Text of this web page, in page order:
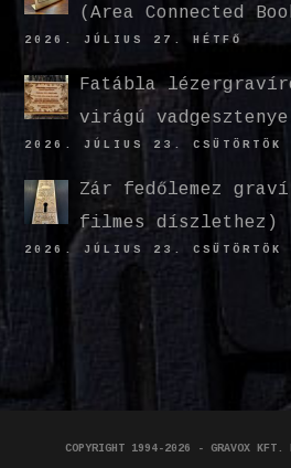
(Area Connected
2026. JÚLIUS 27. HÉTFŐ
Fatábla
virágú
2026. JÚLIUS 23. CSÜTÖRTÖK
Zár fedőlemez
filmes díszlethez)
2026. JÚLIUS 23. CSÜTÖRTÖK
COPYRIGHT 1994-2026 - GRAVOX KFT.